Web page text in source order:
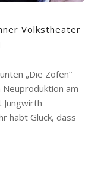
Volkstheater
„Die Zofen“
Neuproduktion am
Jungwirth
habt Glück, dass